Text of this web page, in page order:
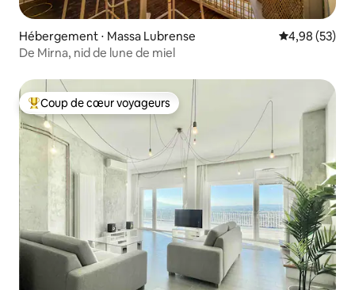
Hébergement ⋅ Massa Lubrense Évaluation
4,98 (53)
De Mirna, nid de lune de miel
Coups de cœur voyageurs les plus appréciés
Coup de cœur voyageurs